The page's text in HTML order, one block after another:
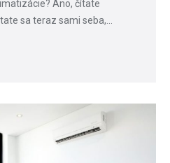
Áno, čítate
sa teraz sami seba,…